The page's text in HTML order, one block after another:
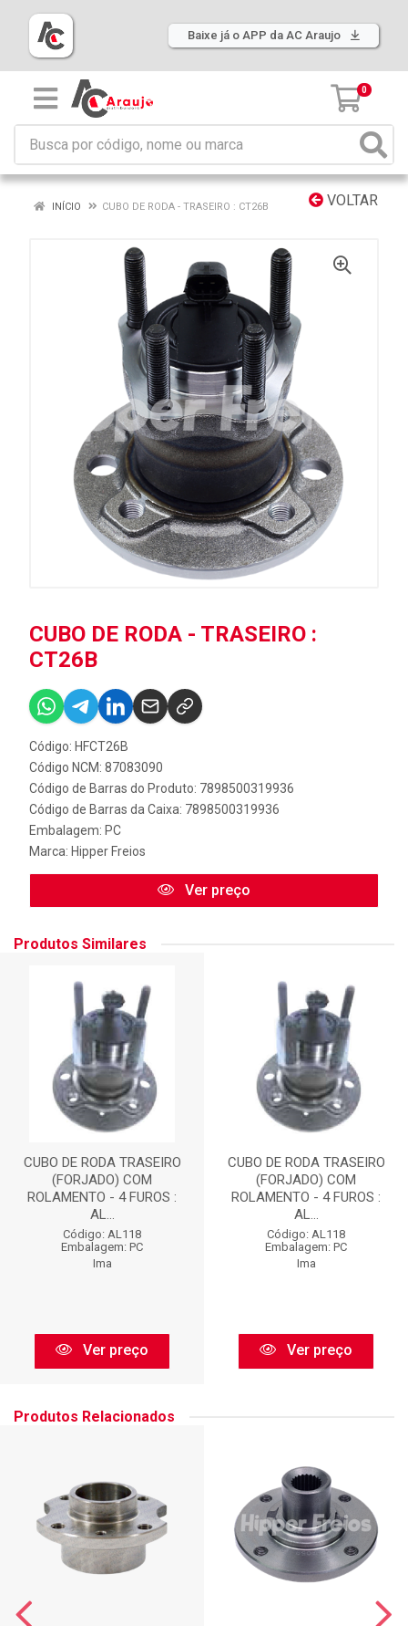
Baixe já o APP da AC Araujo
0
VOLTAR
INÍCIO CUBO DE RODA - TRASEIRO : CT26B
CUBO DE RODA - TRASEIRO :
CT26B
Código: HFCT26B
Código NCM: 87083090
Código de Barras do Produto: 7898500319936
Código de Barras da Caixa: 7898500319936
Embalagem: PC
Marca: Hipper Freios
Ver preço
Produtos Similares
CUBO DE RODA TRASEIRO
(FORJADO) COM
ROLAMENTO - 4 FUROS :
AL...
Código: AL118
Embalagem: PC
Ima
Ver preço
CUBO DE RODA TRASEIRO
(FORJADO) COM
ROLAMENTO - 4 FUROS :
AL...
Código: AL118
Embalagem: PC
Ima
Ver preço
Produtos Relacionados